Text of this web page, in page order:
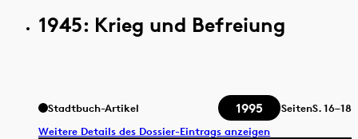
1945: Krieg und Befreiung
Stadtbuch-Artikel 1995 SeitenS.16–18
Weitere Details des Dossier-Eintrags anzeigen